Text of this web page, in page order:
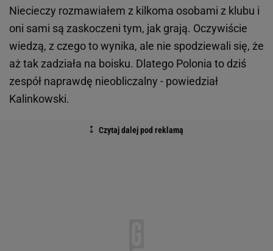
Niecieczy rozmawiałem z kilkoma osobami z klubu i
oni sami są zaskoczeni tym, jak grają. Oczywiście
wiedzą, z czego to wynika, ale nie spodziewali się, że
aż tak zadziała na boisku. Dlatego Polonia to dziś
zespół naprawdę nieobliczalny - powiedział
Kalinkowski.